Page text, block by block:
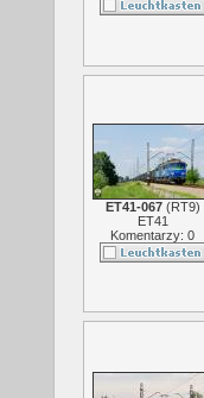
ET41-067(RT9)
ET41
Komentarzy: 0